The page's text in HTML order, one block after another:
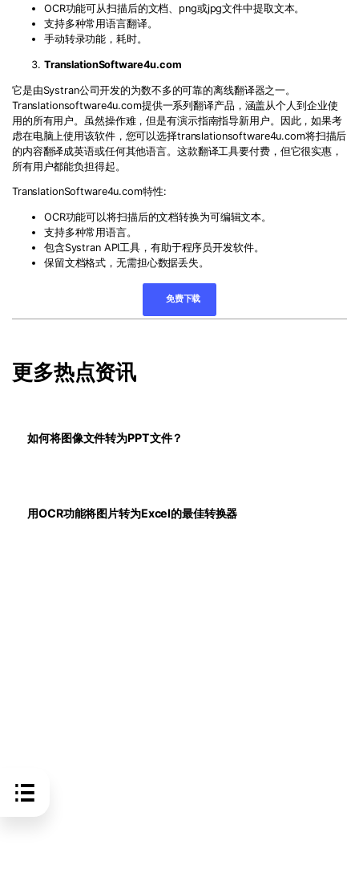
OCR功能可从扫描后的文档、 png或jpg文件中提取文本。
支持多种常用语言翻译。
手动转录功能，耗时。
TranslationSoftware4u.com
它是由Systran公司开发的为数不多的可靠的离线翻译器之一。
Translationsoftware4u.com提供一系列翻译产品，涵盖从个人到企业使
用的所有用户。虽然操作难，但是有演示指南指导新用户。因此，如果考
虑在电脑上使用该软件，您可以选择translationsoftware4u.com将扫描后
的内容翻译成英语或任何其他语言。这款翻译工具要付费，但它很实惠，
所有用户都能负担得起。
TranslationSoftware4u.com特性:
OCR功能可以将扫描后的文档转换为可编辑文本。
支持多种常用语言。
包含Systran API工具，有助于程序员开发软件。
保留文档格式，无需担心数据丢失。
免费下载
更多热点资讯
如何将图像文件转为PPT文件？
用OCR功能将图片转为Excel的最佳转换器